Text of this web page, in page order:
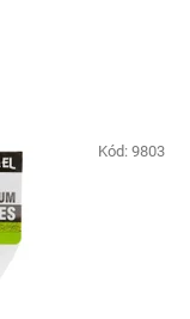
Kód: 9803